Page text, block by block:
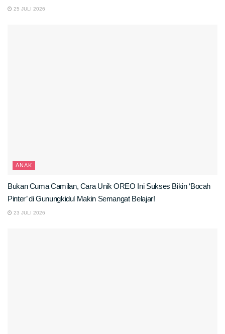
25 JULI 2026
ANAK
Bukan Cuma Camilan, Cara Unik OREO Ini Sukses Bikin ‘Bocah
Pinter’ di Gunungkidul Makin Semangat Belajar!
23 JULI 2026